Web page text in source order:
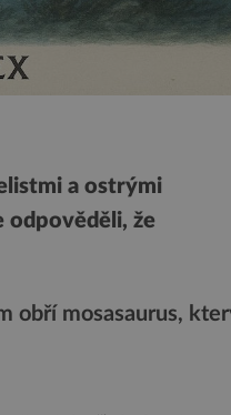
a ostrými
odpověděli, že
obří mosasaurus,